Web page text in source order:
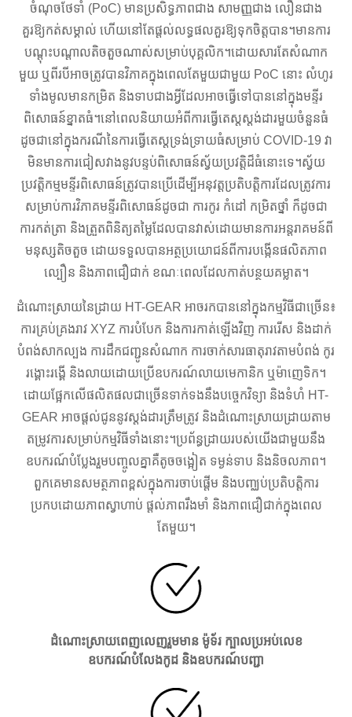
ចំណុចថែទាំ (PoC) មានប្រសិទ្ធភាពជាង សាមញ្ញជាង លឿនជាង
គួរឱ្យកត់សម្គាល់ ហើយនៅតែផ្តល់លទ្ធផលគួរឱ្យទុកចិត្តបាន។មានការ
បណ្តុះបណ្តាលតិចតួចណាស់សម្រាប់បុគ្គលិក។ដោយសារតែសំណាក
មួយ ឬពីរបីអាចត្រូវបានវិភាគក្នុងពេលតែមួយជាមួយ PoC នោះ លំហូរ
ទាំងមូលមានកម្រិត និងទាបជាងអ្វីដែលអាចធ្វើទៅបាននៅក្នុងមន្ទីរ
ពិសោធន៍ខ្នាតធំ។នៅពេលនិយាយអំពីការធ្វើតេស្តស្ដង់ដារមួយចំនួនធំ
ដូចជានៅក្នុងករណីនៃការធ្វើតេស្តទ្រង់ទ្រាយធំសម្រាប់ COVID-19 វា
មិនមានការជៀសវាងនូវបន្ទប់ពិសោធន៍ស្វ័យប្រវត្តិដ៏ធំនោះទេ។ស្វ័យ
ប្រវត្តិកម្មមន្ទីរពិសោធន៍ត្រូវបានប្រើដើម្បីអនុវត្តប្រតិបត្តិការដែលត្រូវការ
សម្រាប់ការវិភាគមន្ទីរពិសោធន៍ដូចជា ការកូរ កំដៅ កម្រិតថ្នាំ ក៏ដូចជា
ការកត់ត្រា និងត្រួតពិនិត្យតម្លៃដែលបានវាស់ដោយមានការអន្តរាគមន៍ពី
មនុស្សតិចតួច ដោយទទួលបានអត្ថប្រយោជន៍ពីការបង្កើនផលិតភាព
ល្បឿន និងភាពជឿជាក់ ខណៈពេលដែលកាត់បន្ថយគម្លាត។
ដំណោះស្រាយនៃដ្រាយ HT-GEAR អាចរកបាននៅក្នុងកម្មវិធីជាច្រើន៖
ការគ្រប់គ្រងរាវ XYZ ការបំបែក និងការកាត់ឡើងវិញ ការរើស និងដាក់
បំពង់សាកល្បង ការដឹកជញ្ជូនសំណាក ការចាក់សារធាតុរាវតាមបំពង់ កូរ
រង្គោះរង្គើ និងលាយដោយប្រើឧបករណ៍លាយមេកានិក ឬម៉ាញេទិក។
ដោយផ្អែកលើផលិតផលជាច្រើនទាក់ទងនឹងបច្ចេកវិទ្យា និងទំហំ HT-
GEAR អាចផ្តល់ជូននូវស្តង់ដារត្រឹមត្រូវ និងដំណោះស្រាយដ្រាយតាម
តម្រូវការសម្រាប់កម្មវិធីទាំងនោះ។ប្រព័ន្ធដ្រាយរបស់យើងជាមួយនឹង
ឧបករណ៍បំប្លែងរួមបញ្ចូលគ្នាគឺតូចចង្អៀត ទម្ងន់ទាប និងនិចលភាព។
ពួកគេមានសមត្ថភាពខ្ពស់ក្នុងការចាប់ផ្តើម និងបញ្ឈប់ប្រតិបត្តិការ
ប្រកបដោយភាពស្វាហាប់ ផ្តល់ភាពរឹងមាំ និងភាពជឿជាក់ក្នុងពេល
តែមួយ។
ដំណោះស្រាយពេញលេញរួមមាន ម៉ូទ័រ ក្បាលប្រអប់លេខ
ឧបករណ៍បំលែងកូដ និងឧបករណ៍បញ្ជា